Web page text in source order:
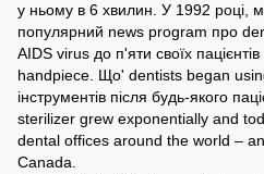
у ньому в 6 хвилин. У 1992 році,
популярний news program про
AIDS virus до п'яти своїх
handpiece. Що' dentists began
інструментів після будь-якого
sterilizer grew exponentially and
dental offices around the world –
Canada.